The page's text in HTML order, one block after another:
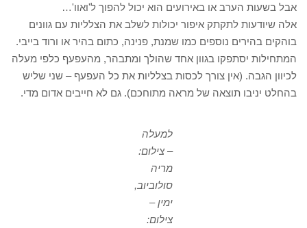
אבל בשעות הערב או באירועים הוא יכול להפוך ל'ואוו'…
אלה שיודעות לתקתק איפור יכולות לשלב את הצלליות עם גוונים
בוהקים בהירים נוספים כמו שמנת, פנינה, כתום בהיר או ורוד בייבי.
המתחילות יסתפקו בגוון אחד שהולך ומתבהר, מהעפעף כלפי מעלה
לכיוון הגבה. (אין צורך לכסות בצלליות את כל העפעף – שני שליש
בהחלט יניבו תוצאה של מראה מתוחכם). גם לא חייבים אדום מדי.
למעלה
– צילום:
מריה
סולוביוב,
ימין –
צילום: